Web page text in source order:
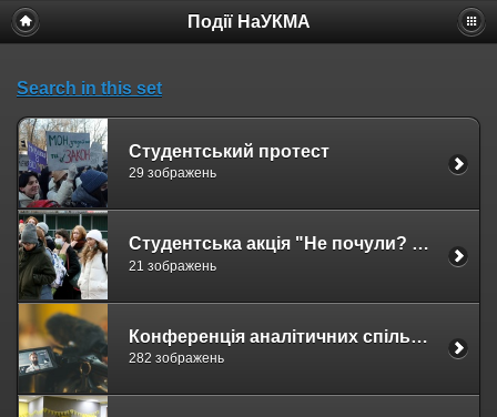
Події НаУКМА
Search in this set
Студентський протест
29 зображень
Студентська акція "Не почули? Побачать !"
21 зображень
Конференція аналітичних спільнот "Уроки війни та майбутня відбудова країни та суспільства"
282 зображень